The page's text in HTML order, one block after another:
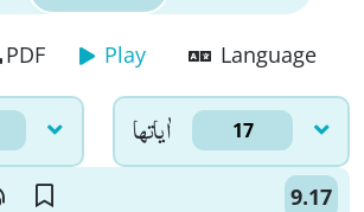
PDF Play Language
اٰياتها 17
9.17